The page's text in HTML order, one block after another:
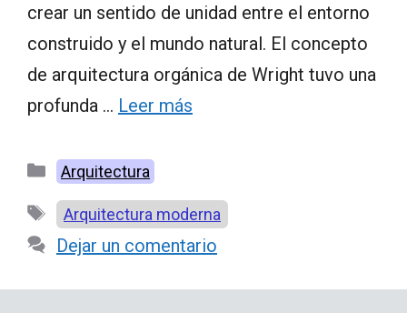
crear un sentido de unidad entre el entorno
construido y el mundo natural. El concepto
de arquitectura orgánica de Wright tuvo una
profunda … Leer más
Categorías
Arquitectura
Etiquetas
Arquitectura moderna
Dejar un comentario